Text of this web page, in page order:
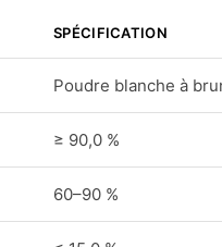
SPÉCIFICATION
Poudre blanche à
≥ 90,0 %
60–90 %